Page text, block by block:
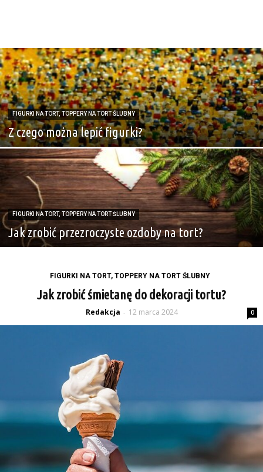
FIGURKI NA TORT, TOPPERY NA TORT ŚLUBNY
Z czego można lepić figurki?
FIGURKI NA TORT, TOPPERY NA TORT ŚLUBNY
Jak zrobić przezroczyste ozdoby na tort?
FIGURKI NA TORT, TOPPERY NA TORT ŚLUBNY
Jak zrobić śmietanę do dekoracji tortu?
Redakcja - 12 marca 2024 0